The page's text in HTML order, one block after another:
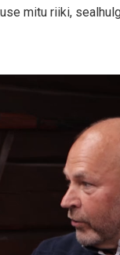
mitu riiki,